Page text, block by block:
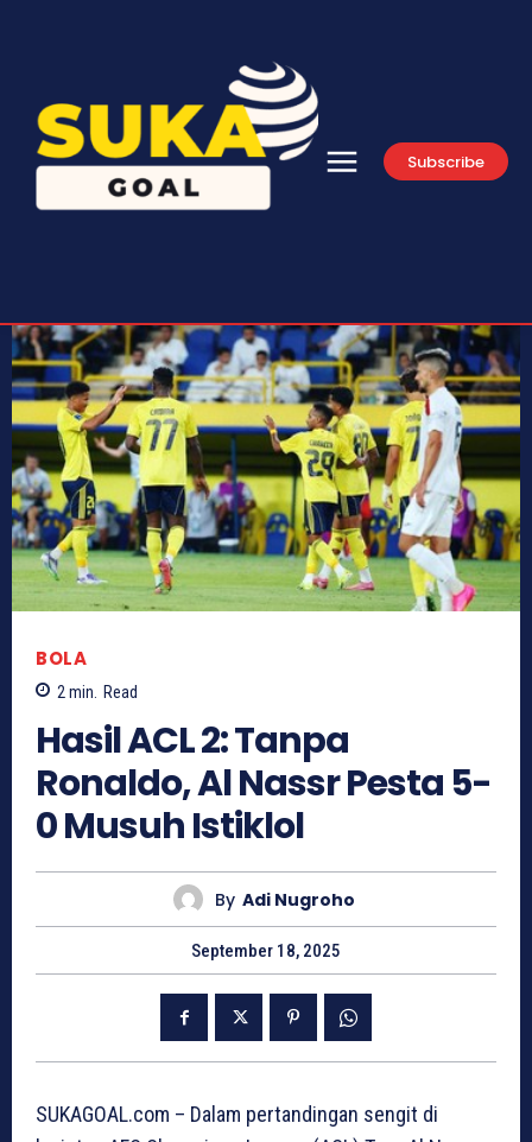
Subscribe
BOLA
2min. Read
Hasil ACL 2: Tanpa
Ronaldo, Al Nassr Pesta 5-
0 Musuh Istiklol
By Adi Nugroho
September 18, 2025
SUKAGOAL.com – Dalam pertandingan sengit di